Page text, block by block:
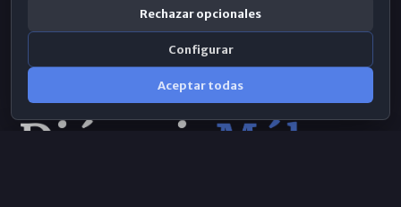
Rechazar opcionales
Configurar
Aceptar todas